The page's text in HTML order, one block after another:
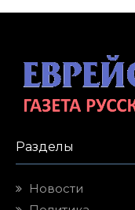
Разделы
Новости